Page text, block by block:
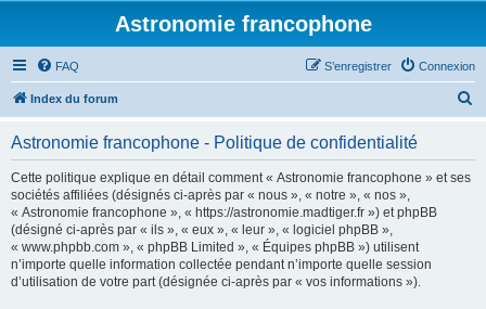
Astronomie francophone
FAQ Connexion
S’enregistrer
Index du forum
Astronomie francophone - Politique de confidentialité
Cette politique explique en détail comment « Astronomie francophone » et ses
sociétés affiliées (désignés ci-après par « nous », « notre », « nos »,
« Astronomie francophone », « https://astronomie.madtiger.fr ») et phpBB
(désigné ci-après par « ils », « eux », « leur », « logiciel phpBB »,
« www.phpbb.com », « phpBB Limited », « Équipes phpBB ») utilisent
n’importe quelle information collectée pendant n’importe quelle session
d’utilisation de votre part (désignée ci-après par « vos informations »).